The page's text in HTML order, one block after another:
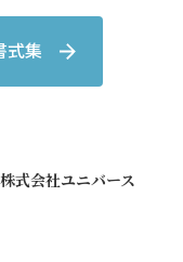
株式会社ユニバース
集